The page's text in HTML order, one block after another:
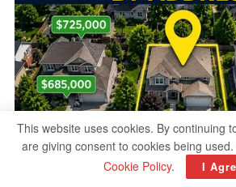
This website uses cookies. By continuing
are giving consent to cookies being
Cookie Policy. I